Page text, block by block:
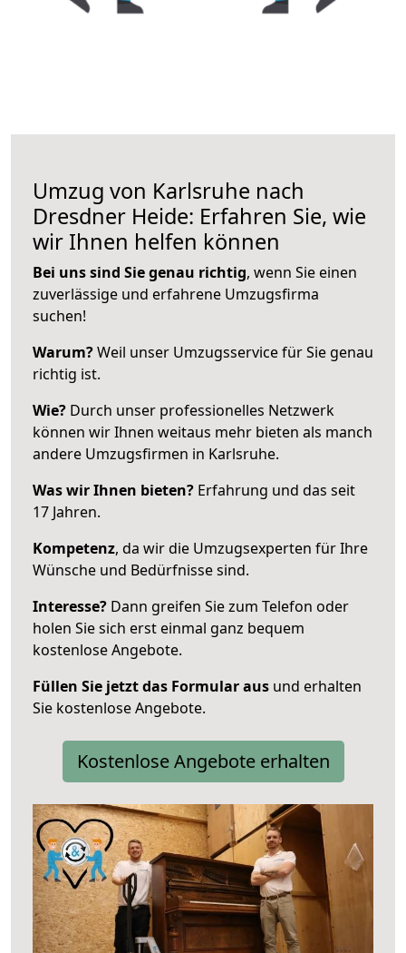
Umzug von Karlsruhe nach
Dresdner Heide: Erfahren Sie, wie
wir Ihnen helfen können
Bei uns sind Sie genau richtig, wenn Sie einen
zuverlässige und erfahrene Umzugsfirma
suchen!
Warum?Weil unser Umzugsservice für Sie genau
richtig ist.
Wie? Durch unser professionelles Netzwerk
können wir Ihnen weitaus mehr bieten als manch
andere Umzugsfirmen in Karlsruhe.
Was wir Ihnen bieten? Erfahrung und das seit
17 Jahren.
Kompetenz, da wir die Umzugsexperten für Ihre
Wünsche und Bedürfnisse sind.
Interesse? Dann greifen Sie zum Telefon oder
holen Sie sich erst einmal ganz bequem
kostenlose Angebote.
Füllen Sie jetzt das Formular aus und erhalten
Sie kostenlose Angebote.
Kostenlose Angebote erhalten